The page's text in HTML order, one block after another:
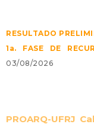
RESULTADO
1a. FASE DE
03/08/2026
PROARQ-UFRJ